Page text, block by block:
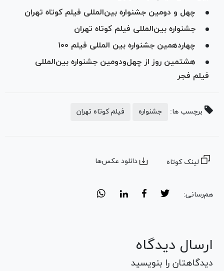
چهل و دومین جشنواره بین‌المللی فیلم کوتاه تهران
جشنواره بین‌المللی فیلم کوتاه تهران
چهاردهمین جشنواره بین المللی فیلم ۱۰۰
هشتمین روز از چهل‌و‌دومین جشنواره بین‌المللی
فیلم فجر
برچسب ها: جشنواره فیلم کوتاه تهران
لینک کوتاه دانلود عکس‌ها
هم‌رسانی:
ارسال دیدگاه
دیدگاهتان را بنویسید